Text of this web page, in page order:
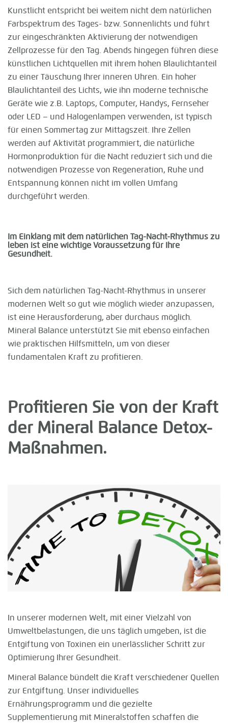
Kunstlicht entspricht bei weitem nicht dem natürlichen
Farbspektrum des Tages- bzw. Sonnenlichts und führt
zur eingeschränkten Aktivierung der notwendigen
Zellprozesse für den Tag. Abends hingegen führen diese
künstlichen Lichtquellen mit ihrem hohen Blaulichtanteil
zu einer Täuschung Ihrer inneren Uhren. Ein hoher
Blaulichtanteil des Lichts, wie ihn moderne technische
Geräte wie z.B. Laptops, Computer, Handys, Fernseher
oder LED – und Halogenlampen verwenden, ist typisch
für einen Sommertag zur Mittagszeit. Ihre Zellen
werden auf Aktivität programmiert, die natürliche
Hormonproduktion für die Nacht reduziert sich und die
notwendigen Prozesse von Regeneration, Ruhe und
Entspannung können nicht im vollen Umfang
durchgeführt werden.
Im Einklang mit dem natürlichen Tag-Nacht-Rhythmus zu
leben ist eine wichtige Voraussetzung für Ihre
Gesundheit.
Sich dem natürlichen Tag-Nacht-Rhythmus in unserer
modernen Welt so gut wie möglich wieder anzupassen,
ist eine Herausforderung, aber durchaus möglich.
Mineral Balance unterstützt Sie mit ebenso einfachen
wie praktischen Hilfsmitteln, um von dieser
fundamentalen Kraft zu profitieren.
Profitieren Sie von der Kraft
der Mineral Balance Detox-
Maßnahmen.
In unserer modernen Welt, mit einer Vielzahl von
Umwelt­belastungen, die uns täglich umgeben, ist die
Entgiftung von Toxinen ein unerlässlicher Schritt zur
Optimierung Ihrer Gesundheit.
Mineral Balance bündelt die Kraft verschiedener Quellen
zur Entgiftung. Unser individuelles
Ernährungsprogramm und die gezielte
Supplementierung mit Mineralstoffen schaffen die